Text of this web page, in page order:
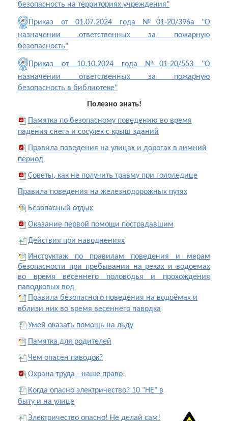
безопасность на территориях учреждения"
Приказ от 01.07.2024 года №01-20/396а "О
назначении ответственных за пожарную
безопасность"
Приказ от 10.10.2024 года №01-20/553 "О
назначении ответственных за пожарную
безопасность в библиотеке"
Полезно знать!
Памятка по безопасному поведению во время
падения снега и сосулек с крыш зданий
Правила поведения на улицах и дорогах в зимний
период
Советы, как не получить травму при гололедице
Правила поведения на железнодорожных путях
Безопасный отдых
Оказание первой помощи пострадавшим
Действия при наводнениях
Инструктаж по правилам поведения и мерам
безопасности при пребывании на реках и водоемах
во время весеннего половодья и прохождения
паводковых вод
Правила безопасного поведения на водоёмах и
вблизи них во время весеннего паводка
Умей оказать помощь на льду
Памятка для родителей
Чем опасен паводок?
Охрана труда - наше право!
Когда опасно электричество? 10 "НЕ" в
быту и на улице
Электричество опасно! Не делай сам!